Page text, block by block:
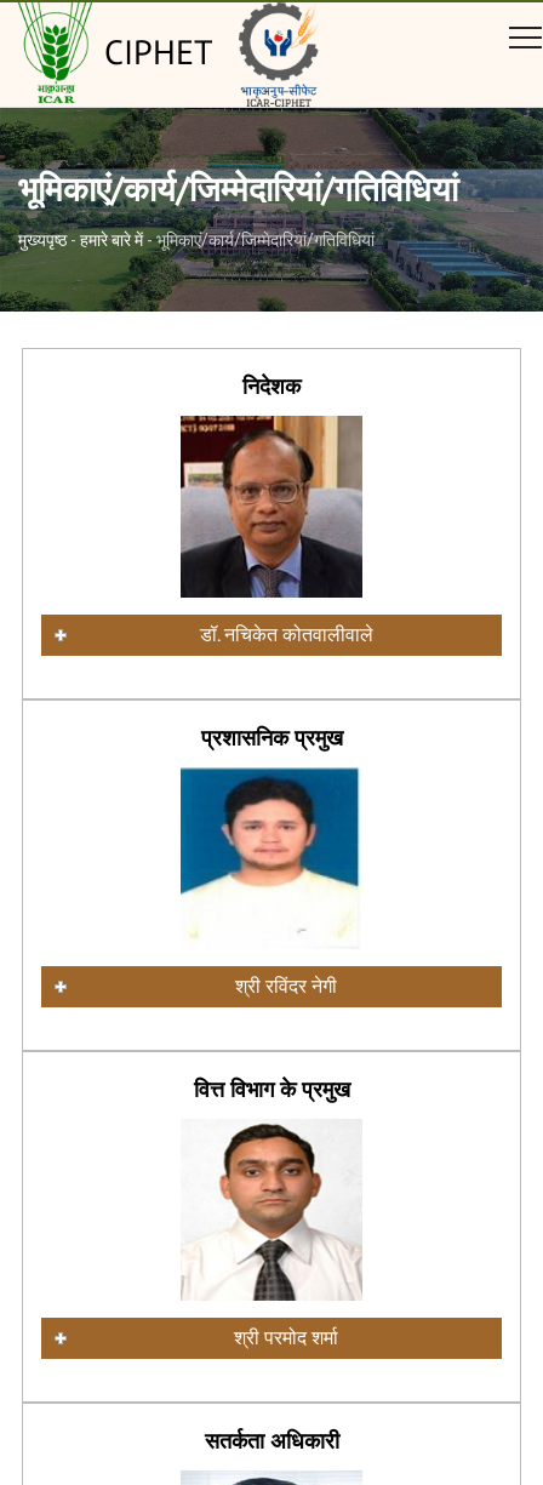
CIPHET
भूमिकाएं/कार्य/जिम्मेदारियां/गतिविधियां
मुख्यपृष्ठ - हमारे बारे में -भूमिकाएं/कार्य/जिम्मेदारियां/गतिविधियां
निदेशक
डॉ. नचिकेत कोतवालीवाले
प्रशासनिक प्रमुख
श्री रविंदर नेगी
वित्त विभाग के प्रमुख
श्री परमोद शर्मा
सतर्कता अधिकारी